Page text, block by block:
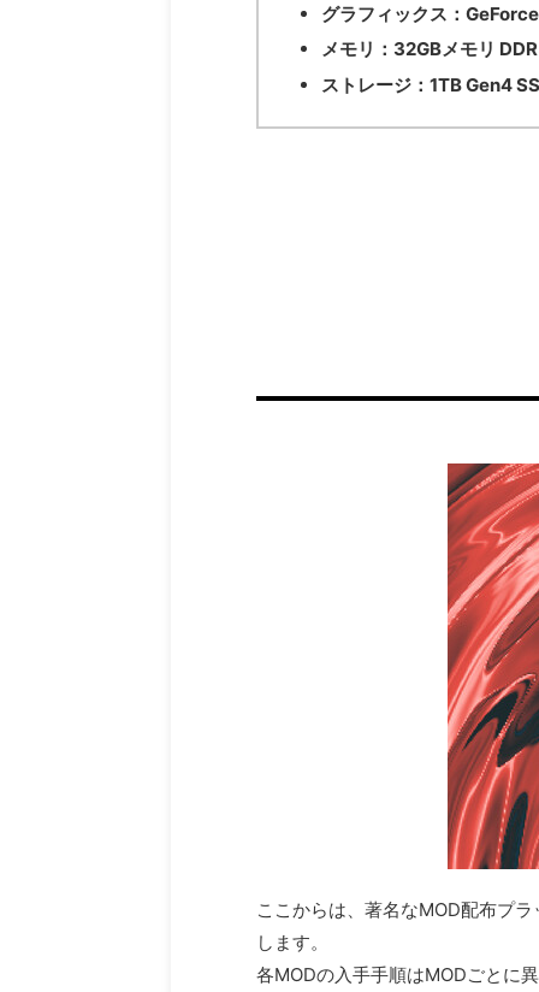
グラフィックス：
メモリ： 32GBメモリ
ストレージ： 1TB Gen4
ここからは、著名なMOD配布プ
します。
各MODの入手手順はMODごとに